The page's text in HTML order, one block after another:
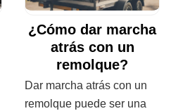
¿Cómo dar marcha
atrás con un
remolque?
Dar marcha atrás con un
remolque puede ser una